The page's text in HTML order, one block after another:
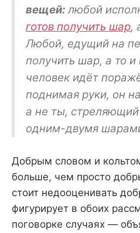
вещей:любой
готов получить шар,
Любой, едущий на
получить шар, а то и
человек идёт
поднимая руки, он
а не ты, стреляющий
одним-двумя
Добрым словом и
больше, чем просто
стоит недооценивать
фигурирует в обоих
поговорке случаях —